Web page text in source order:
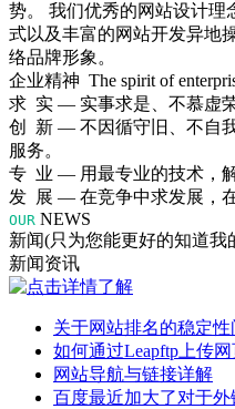
势。 我们优秀的网站设计理
式以及丰富的网站开发异地
络品牌形象。
企业精神 The spirit of
求 实 — 实事求是、不慕虚
创 新 — 不因循守旧、不自
服务。
专 业 — 用最专业的技术，
发 展 — 在竞争中求发展，
OUR NEWS
新闻(只为您能更好的知道我
新闻资讯
关于网站排名的稳定性
如何通过Leapftp上传
网站导航与链接详解
百度最近加大了对于外